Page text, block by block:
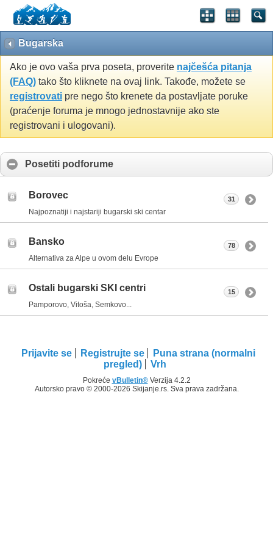
Bugarska
Ako je ovo vaša prva poseta, proverite najčešća pitanja
(FAQ) tako što kliknete na ovaj link. Takođe, možete se
registrovati pre nego što krenete da postavljate poruke
(praćenje foruma je mnogo jednostavnije ako ste
registrovani i ulogovani).
Posetiti podforume
Borovec
Najpoznatiji i najstariji bugarski ski centar
31
Bansko
Alternativa za Alpe u ovom delu Evrope
78
Ostali bugarski SKI centri
Pamporovo, Vitoša, Semkovo...
15
Prijavite se Registrujte se
Puna strana (normalni
pregled)
Vrh
Pokreće vBulletin®Verzija 4.2.2
Autorsko pravo © 2000-2026 Skijanje.rs. Sva prava zadržana.